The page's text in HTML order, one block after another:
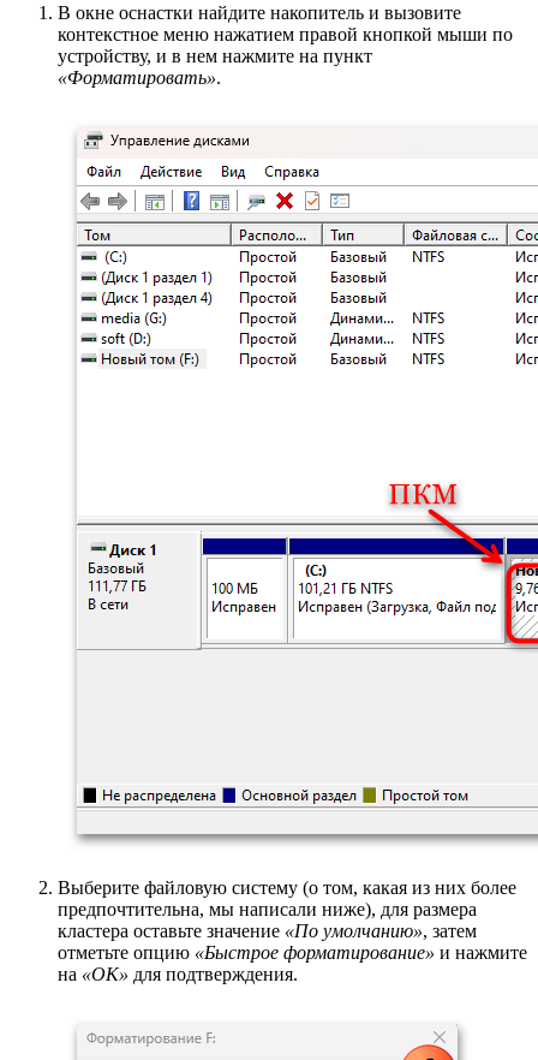
В окне оснастки найдите накопитель и вызовите
контекстное меню нажатием правой кнопкой мыши по
устройству, и в нем нажмите на пункт
«Форматировать».
Выберите файловую систему (о том, какая из них более
предпочтительна, мы написали ниже), для размера
кластера оставьте значение «По умолчанию», затем
отметьте опцию «Быстрое форматирование» и нажмите
на «ОК» для подтверждения.